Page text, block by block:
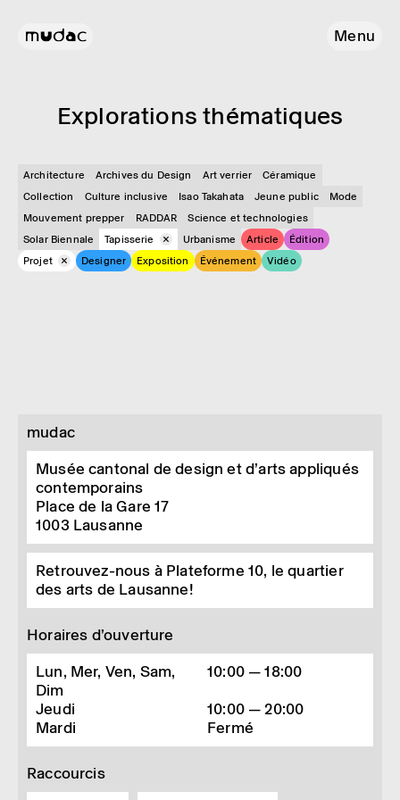
Menu
Explo­ra­tions théma­tiques
Architecture Archives du Design Art verrier
Céramique
Collection
Culture inclusive Isao Takahata Jeune public
Mode
Mouvement prepper
RADDAR
Science et technologies
Solar Biennale
Tapisserie Urbanisme Article
Édition
Projet
Designer Exposition Événement Vidéo
mudac
Musée cantonal de design et d’arts appliqués
contemporains
Place de la Gare 17
1003 Lausanne
Retrouvez-nous à Plateforme 10, le quartier
des arts de Lausanne!
Horaires d’ouverture
Lun, Mer, Ven, Sam,
Dim
10:00 — 18:00
Jeudi
10:00 — 20:00
Mardi
Fermé
Raccourcis